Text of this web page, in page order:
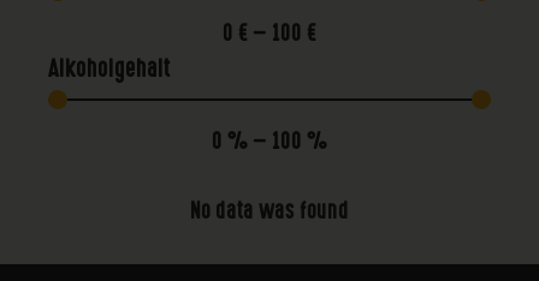
0 € — 100 €
Alkoholgehalt
0 % — 100 %
No data was found